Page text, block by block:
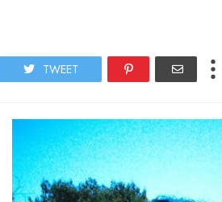
TWEET